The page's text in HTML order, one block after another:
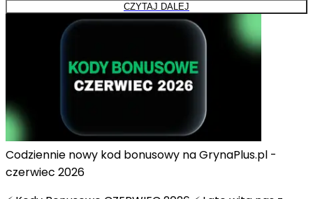
CZYTAJ DALEJ
Codziennie nowy kod bonusowy na GrynaPlus.pl -
czerwiec 2026